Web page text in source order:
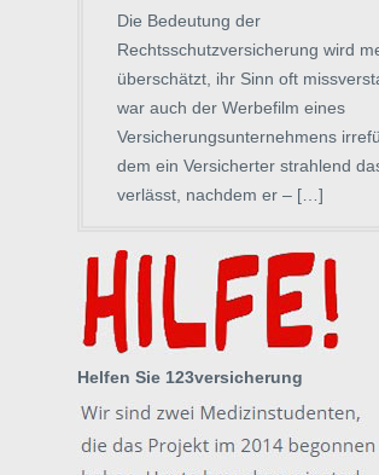
Die Bedeutung der
Rechtsschutzversicherung wird
überschätzt, ihr Sinn oft
war auch der Werbefilm eines
Versicherungsunternehmens
dem ein Versicherter strahlend
verlässt, nachdem er – […]
Helfen Sie 123versicherung